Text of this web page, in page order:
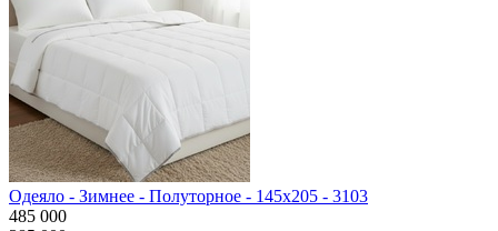
Одеяло - Зимнее - Полуторное - 145х205 - 3103
485 000